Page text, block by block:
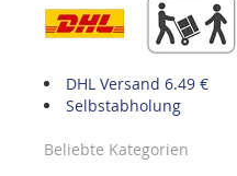
DHL Versand 6.49 €
Selbstabholung
Beliebte Kategorien